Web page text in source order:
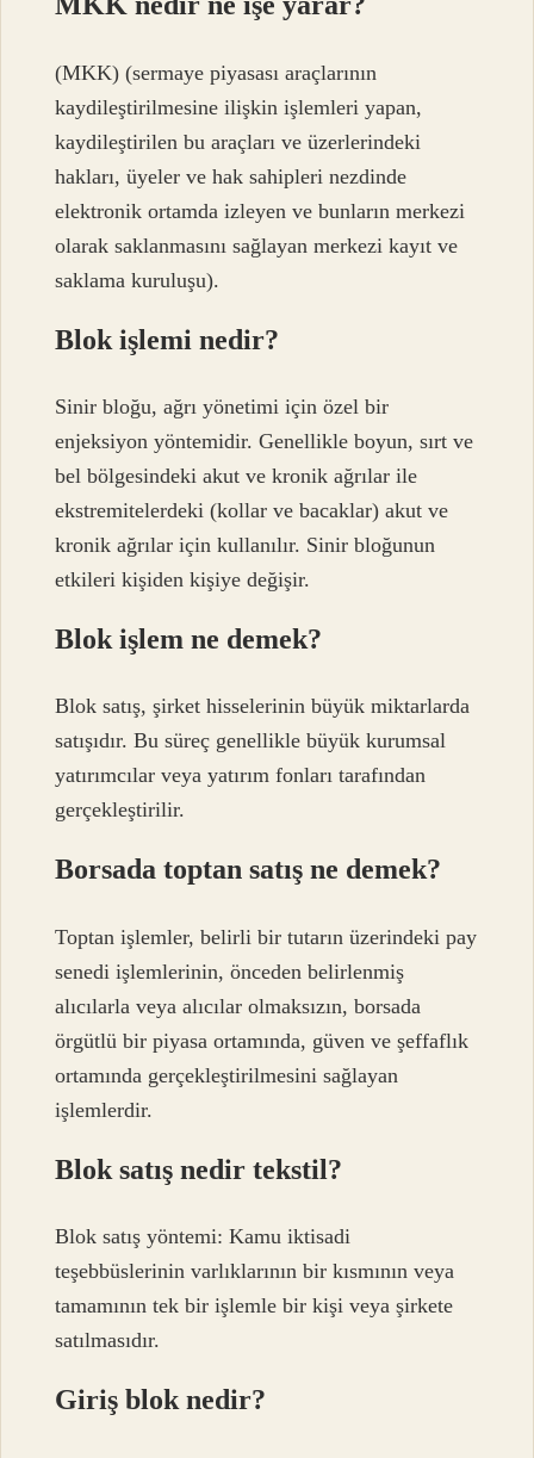
(MKK) (sermaye piyasası araçlarının
kaydileştirilmesine ilişkin işlemleri yapan,
kaydileştirilen bu araçları ve üzerlerindeki
hakları, üyeler ve hak sahipleri nezdinde
elektronik ortamda izleyen ve bunların merkezi
olarak saklanmasını sağlayan merkezi kayıt ve
saklama kuruluşu).
Blok işlemi nedir?
Sinir bloğu, ağrı yönetimi için özel bir
enjeksiyon yöntemidir. Genellikle boyun, sırt ve
bel bölgesindeki akut ve kronik ağrılar ile
ekstremitelerdeki (kollar ve bacaklar) akut ve
kronik ağrılar için kullanılır. Sinir bloğunun
etkileri kişiden kişiye değişir.
Blok işlem ne demek?
Blok satış, şirket hisselerinin büyük miktarlarda
satışıdır. Bu süreç genellikle büyük kurumsal
yatırımcılar veya yatırım fonları tarafından
gerçekleştirilir.
Borsada toptan satış ne demek?
Toptan işlemler, belirli bir tutarın üzerindeki pay
senedi işlemlerinin, önceden belirlenmiş
alıcılarla veya alıcılar olmaksızın, borsada
örgütlü bir piyasa ortamında, güven ve şeffaflık
ortamında gerçekleştirilmesini sağlayan
işlemlerdir.
Blok satış nedir tekstil?
Blok satış yöntemi: Kamu iktisadi
teşebbüslerinin varlıklarının bir kısmının veya
tamamının tek bir işlemle bir kişi veya şirkete
satılmasıdır.
Giriş blok nedir?